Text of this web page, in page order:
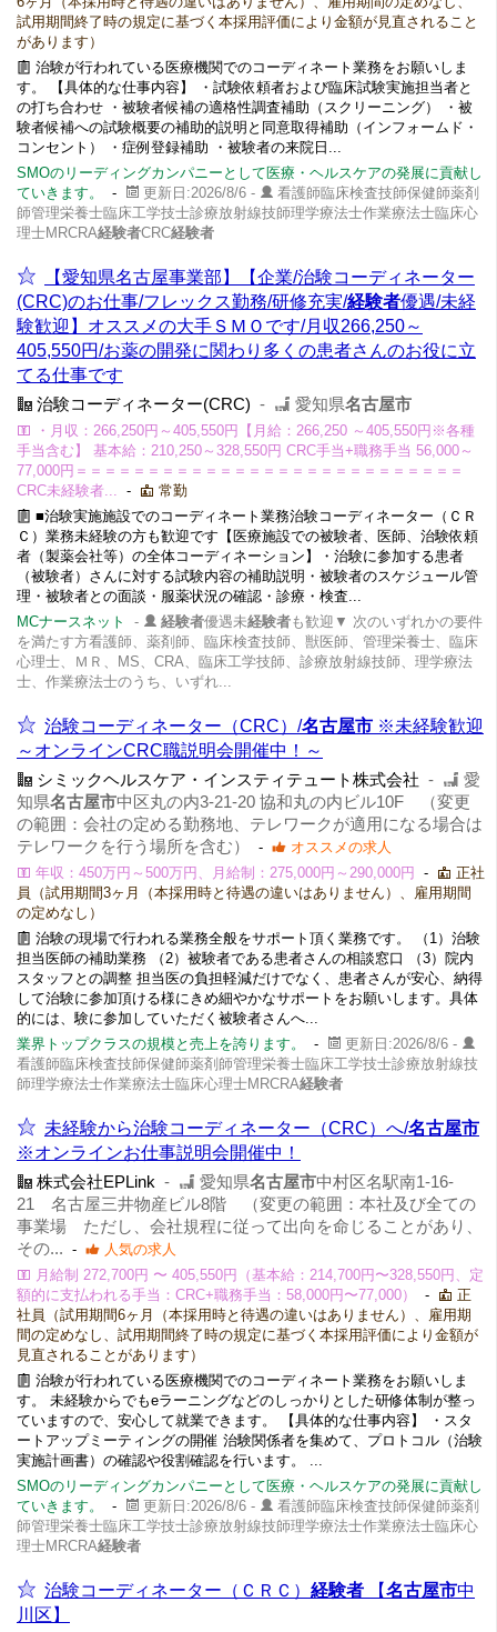
試用期間終了時の規定に基づく本採用評価により金額が見直されること
があります）
治験が行われている医療機関でのコーディネート業務をお願いしま
す。 【具体的な仕事内容】 ・試験依頼者および臨床試験実施担当者と
の打ち合わせ ・被験者候補の適格性調査補助（スクリーニング） ・被
験者候補への試験概要の補助的説明と同意取得補助（インフォームド・
コンセント） ・症例登録補助 ・被験者の来院日...
SMOのリーディングカンパニーとして医療・ヘルスケアの発展に貢献し
ていきます。
- 更新日:2026/8/6 -
看護師臨床検査技師保健師薬剤
師管理栄養士臨床工学技士診療放射線技師理学療法士作業療法士臨床心
理士MRCRA経験者CRC経験者
【愛知県名古屋事業部】【企業/治験コーディネーター
(CRC)のお仕事/フレックス勤務/研修充実/経験者優遇/未経
験歓迎】オススメの大手ＳＭＯです/月収266,250～
405,550円/お薬の開発に関わり多くの患者さんのお役に立
てる仕事です
治験コーディネーター(CRC) - 愛知県名古屋市
・月収：266,250円～405,550円【月給：266,250 ～405,550円※各種
手当含む】 基本給：210,250～328,550円 CRC手当+職務手当 56,000～
77,000円＝＝＝＝＝＝＝＝＝＝＝＝＝＝＝＝＝＝＝＝＝＝＝＝＝＝＝
CRC未経験者...
-
常勤
■治験実施施設でのコーディネート業務治験コーディネーター（ＣＲ
Ｃ）業務未経験の方も歓迎です【医療施設での被験者、医師、治験依頼
者（製薬会社等）の全体コーディネーション】・治験に参加する患者
（被験者）さんに対する試験内容の補助説明・被験者のスケジュール管
理・被験者との面談・服薬状況の確認・診療・検査...
MCナースネット
- 経験者優遇未経験者も歓迎▼ 次のいずれかの要件
を満たす方看護師、薬剤師、臨床検査技師、獣医師、管理栄養士、臨床
心理士、ＭＲ、MS、CRA、臨床工学技師、診療放射線技師、理学療法
士、作業療法士のうち、いずれ...
治験コーディネーター（CRC）/名古屋市 ※未経験歓迎
～オンラインCRC職説明会開催中！～
シミックヘルスケア・インスティテュート株式会社 -
愛
知県名古屋市中区丸の内3-21-20 協和丸の内ビル10F （変更
の範囲：会社の定める勤務地、テレワークが適用になる場合は
テレワークを行う場所を含む）
-
オススメの求人
年収：450万円～500万円、月給制：275,000円～290,000円
-
正社
員（試用期間3ヶ月（本採用時と待遇の違いはありません）、雇用期間
の定めなし）
治験の現場で行われる業務全般をサポート頂く業務です。 （1）治験
担当医師の補助業務 （2）被験者である患者さんの相談窓口 （3）院内
スタッフとの調整 担当医の負担軽減だけでなく、患者さんが安心、納得
して治験に参加頂ける様にきめ細やかなサポートをお願いします。具体
的には、験に参加していただく被験者さんへ...
業界トップクラスの規模と売上を誇ります。
-
更新日:2026/8/6 -
看護師臨床検査技師保健師薬剤師管理栄養士臨床工学技士診療放射線技
師理学療法士作業療法士臨床心理士MRCRA経験者
未経験から治験コーディネーター（CRC）へ/名古屋市
※オンラインお仕事説明会開催中！
株式会社EPLink - 愛知県名古屋市中村区名駅南1-16-
21 名古屋三井物産ビル8階 （変更の範囲：本社及び全ての
事業場 ただし、会社規程に従って出向を命じることがあり、
その... -
人気の求人
月給制 272,700円 〜 405,550円（基本給：214,700円〜328,550円、定
額的に支払われる手当：CRC+職務手当：58,000円〜77,000）
-
正
社員（試用期間6ヶ月（本採用時と待遇の違いはありません）、雇用期
間の定めなし、試用期間終了時の規定に基づく本採用評価により金額が
見直されることがあります）
治験が行われている医療機関でのコーディネート業務をお願いしま
す。 未経験からでもeラーニングなどのしっかりとした研修体制が整っ
ていますので、安心して就業できます。 【具体的な仕事内容】 ・スタ
ートアップミーティングの開催 治験関係者を集めて、プロトコル（治験
実施計画書）の確認や役割確認を行います。 ...
SMOのリーディングカンパニーとして医療・ヘルスケアの発展に貢献し
ていきます。
- 更新日:2026/8/6 -
看護師臨床検査技師保健師薬剤
師管理栄養士臨床工学技士診療放射線技師理学療法士作業療法士臨床心
理士MRCRA経験者
治験コーディネーター（ＣＲＣ） 経験者 【名古屋市中
川区】